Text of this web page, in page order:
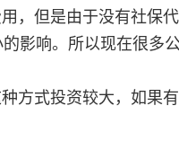
，但是由于没有社保代
影响。所以现在很多
方式投资较大，如果